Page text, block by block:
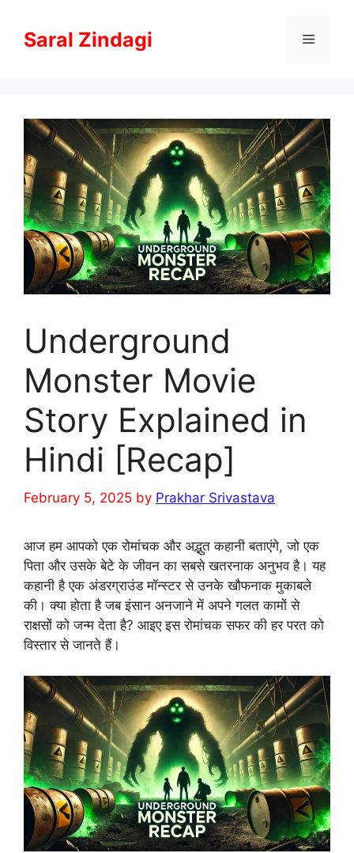
contentSaral Zindagi Menu
Underground
Monster Movie
Story Explained in
Hindi [Recap]
February 5, 2025 by Prakhar Srivastava
आज हम आपको एक रोमांचक और अद्भुत कहानी बताएंगे, जो एक
पिता और उसके बेटे के जीवन का सबसे खतरनाक अनुभव है। यह
कहानी है एक अंडरग्राउंड मॉन्स्टर से उनके खौफनाक मुकाबले
की। क्या होता है जब इंसान अनजाने में अपने गलत कामों से
राक्षसों को जन्म देता है? आइए इस रोमांचक सफर की हर परत को
विस्तार से जानते हैं।